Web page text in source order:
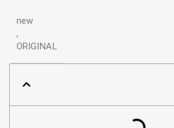
new
,
ORIGINAL